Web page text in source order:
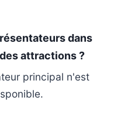
dans
attractions ?
principal n'est